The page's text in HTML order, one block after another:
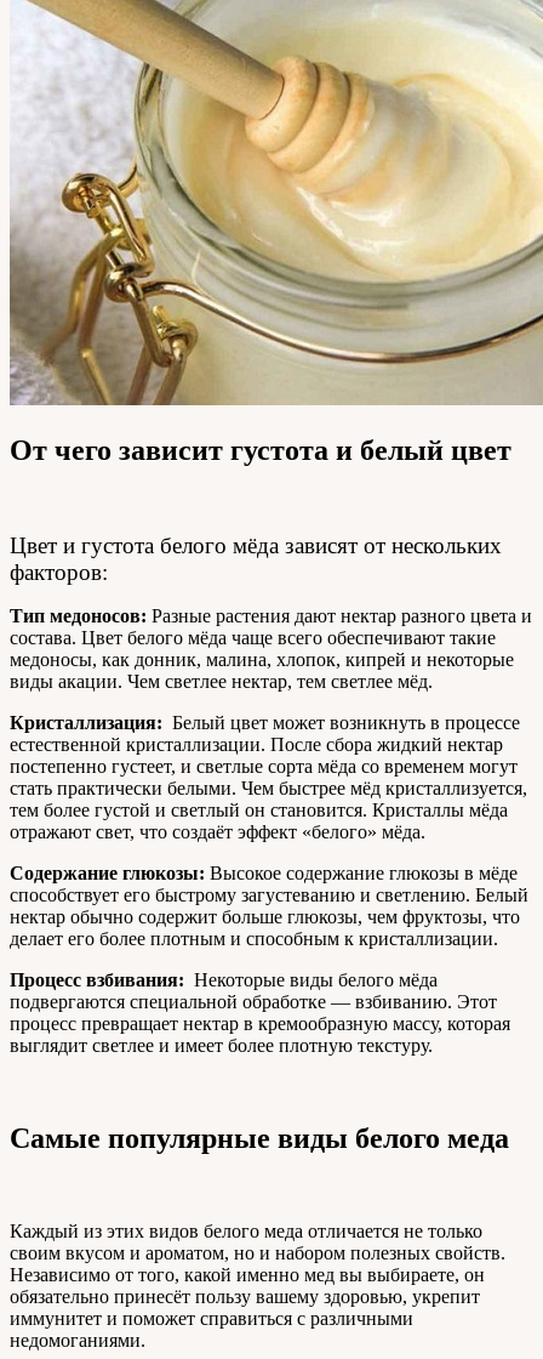
От чего зависит густота и белый цвет
Цвет и густота белого мёда зависят от нескольких
факторов:
Тип медоносов: Разные растения дают нектар разного цвета и
состава. Цвет белого мёда чаще всего обеспечивают такие
медоносы, как донник, малина, хлопок, кипрей и некоторые
виды акации. Чем светлее нектар, тем светлее мёд.
Кристаллизация: Белый цвет может возникнуть в процессе
естественной кристаллизации. После сбора жидкий нектар
постепенно густеет, и светлые сорта мёда со временем могут
стать практически белыми. Чем быстрее мёд кристаллизуется,
тем более густой и светлый он становится. Кристаллы мёда
отражают свет, что создаёт эффект «белого» мёда.
Содержание глюкозы: Высокое содержание глюкозы в мёде
способствует его быстрому загустеванию и светлению. Белый
нектар обычно содержит больше глюкозы, чем фруктозы, что
делает его более плотным и способным к кристаллизации.
Процесс взбивания: Некоторые виды белого мёда
подвергаются специальной обработке — взбиванию. Этот
процесс превращает нектар в кремообразную массу, которая
выглядит светлее и имеет более плотную текстуру.
Самые популярные виды белого меда
Каждый из этих видов белого меда отличается не только
своим вкусом и ароматом, но и набором полезных свойств.
Независимо от того, какой именно мед вы выбираете, он
обязательно принесёт пользу вашему здоровью, укрепит
иммунитет и поможет справиться с различными
недомоганиями.